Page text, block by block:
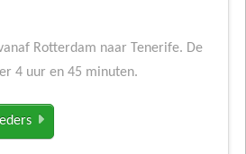
Rotterdam naar Tenerife. De
4 uur en 45 minuten.